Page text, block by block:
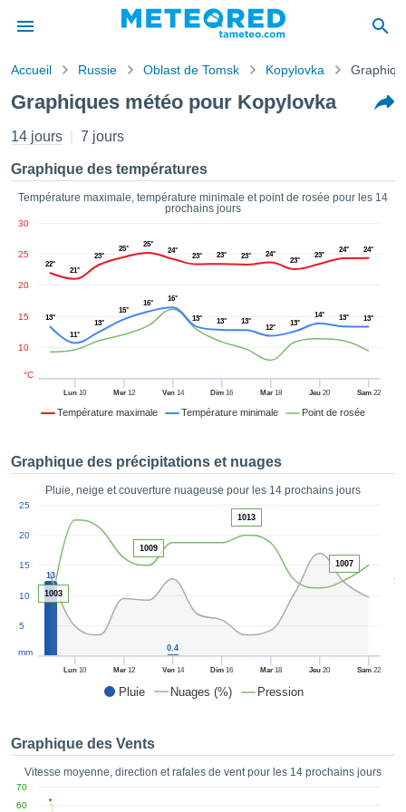
de
a
par
des
Vous
en
:
des
par le
de
des
de très
sur
CONTINUER
PARAMÈTRES
Accueil Russie Oblast de Tomsk Kopylovka
Graphiques météo pour Kopylovka
14 jours 7 jours
Graphique des températures
Température maximale, température minimale et point de rosée pour les 14
prochains jours
Température maximale Température minimale Point de rosée
Lun 10 Mer12 Ven14 Dim 16 Mar18 Jeu 20 Sam22
10
15
20
25
30
°C
22°
21°
23°
25°
25°
24°
23° 23° 23° 24°
23°
23°
24° 24°
13°
11°
13°
15°
16°
16°
13° 13° 13°
12°
13°
14° 13° 13°
Graphique des précipitations et nuages
Pluie, neige et couverture nuageuse pour les 14 prochains jours
Pluie Nuages (%) Pression
50
Lun 10 Mer12 Ven14 Dim 16 Mar18 Jeu 20 Sam22
5
10
15
20
25
mm
13
0.4
1003
1009
1013
1007
Graphique des Vents
Vitesse moyenne, direction et rafales de vent pour les 14 prochains jours
60
70